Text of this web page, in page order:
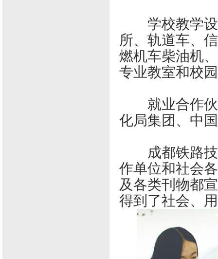
学校教学设
所、轨道车、
燃机车柴油机
专业教室和校
就业合作伙
化局集团、中
成都铁路技
作单位和社会
及各类刊物都
得到了社会、